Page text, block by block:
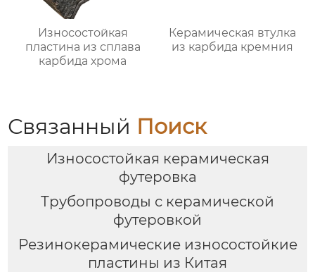
Износостойкая
пластина из сплава
карбида хрома
Керамическая втулка
из карбида кремния
Связанный Поиск
Износостойкая керамическая
футеровка
Трубопроводы с керамической
футеровкой
Резинокерамические износостойкие
пластины из Китая